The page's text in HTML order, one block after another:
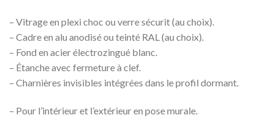
– Vitrage en plexi choc ou verre sécurit (au choix).
– Cadre en alu anodisé ou teinté RAL (au choix).
– Fond en acier électrozingué blanc.
– Étanche avec fermeture à clef.
– Charnières invisibles intégrées dans le profil dormant.
– Pour l’intérieur et l’extérieur en pose murale.